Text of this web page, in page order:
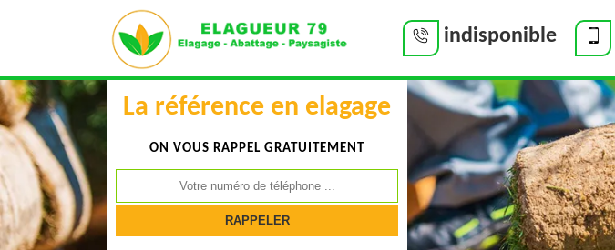
indisponible
La référence en elagage
ON VOUS RAPPEL GRATUITEMENT